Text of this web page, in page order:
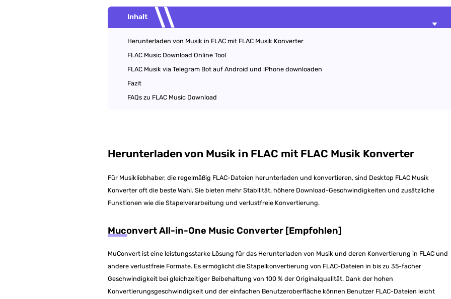
Inhalt
Herunterladen von Musik in FLAC mit FLAC Musik Konverter
FLAC Music Download Online Tool
FLAC Musik via Telegram Bot auf Android und iPhone downloaden
Fazit
FAQs zu FLAC Music Download
Herunterladen von Musik in FLAC mit FLAC Musik Konverter
Für Musikliebhaber, die regelmäßig FLAC-Dateien herunterladen und konvertieren, sind Desktop FLAC Musik
Konverter oft die beste Wahl. Sie bieten mehr Stabilität, höhere Download-Geschwindigkeiten und zusätzliche
Funktionen wie die Stapelverarbeitung und verlustfreie Konvertierung.
Muconvert All-in-One Music Converter [Empfohlen]
MuConvert ist eine leistungsstarke Lösung für das Herunterladen von Musik und deren Konvertierung in FLAC und
andere verlustfreie Formate. Es ermöglicht die Stapelkonvertierung von FLAC-Dateien in bis zu 35-facher
Geschwindigkeit bei gleichzeitiger Beibehaltung von 100 % der Originalqualität. Dank der hohen
Konvertierungsgeschwindigkeit und der einfachen Benutzeroberfläche können Benutzer FLAC-Dateien leicht